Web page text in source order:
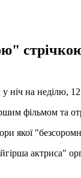
ніч на неділю, 12
фільмом та
якої
актриса"